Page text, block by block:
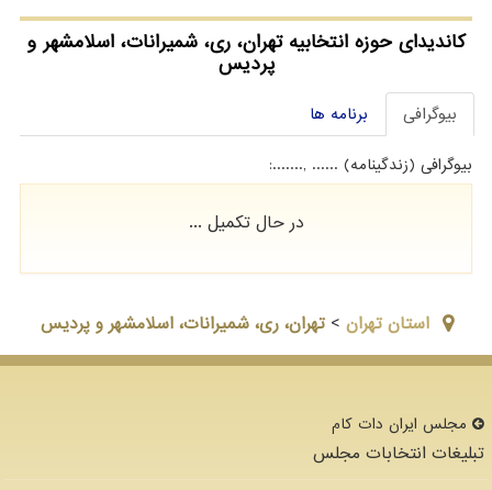
کاندیدای حوزه انتخابیه تهران، ری، شمیرانات، اسلامشهر و
پردیس
بیوگرافی برنامه ها
بیوگرافی (زندگینامه) ...... ,.......:
در حال تکمیل ...
استان تهران > تهران، ری، شمیرانات، اسلامشهر و پردیس
مجلس ایران دات كام
تبلیغات انتخابات مجلس